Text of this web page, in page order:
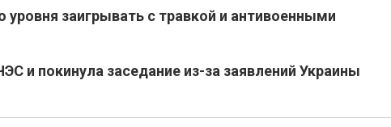
уровня заигрывать с травкой и антивоенными
и покинула заседание из-за заявлений Украины